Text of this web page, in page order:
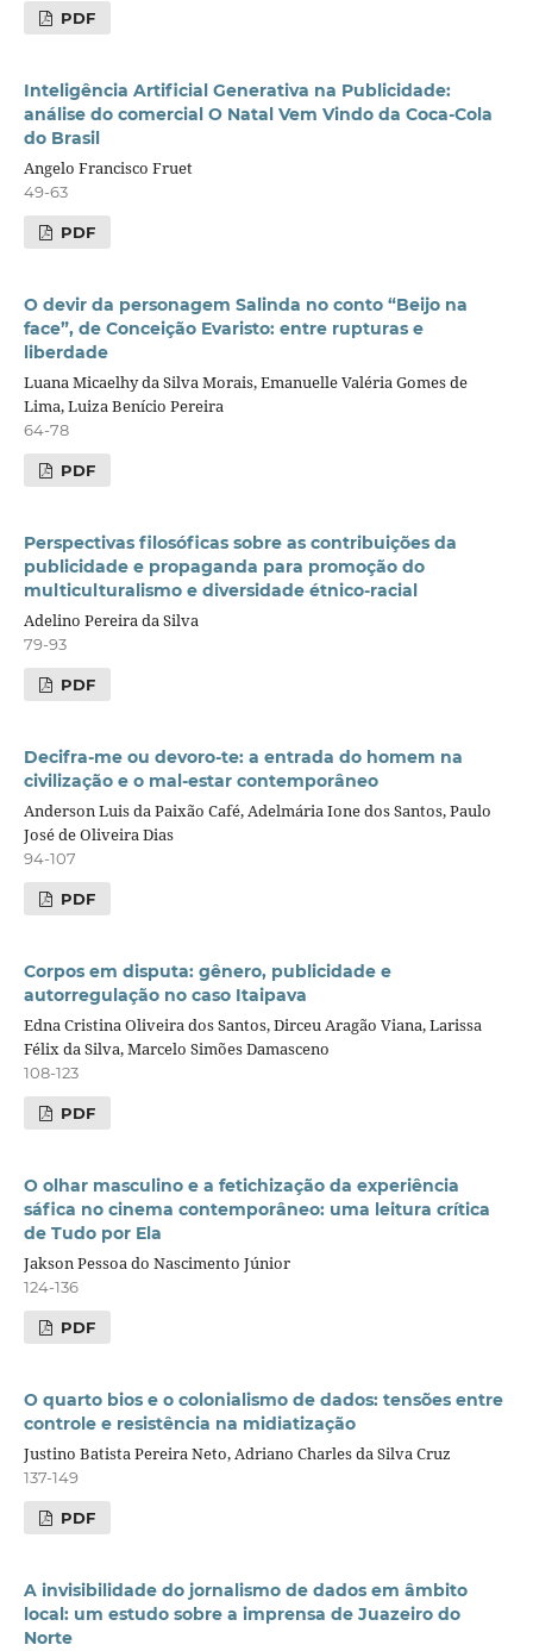
PDF
Inteligência Artificial Generativa na Publicidade:
análise do comercial O Natal Vem Vindo da Coca-Cola
do Brasil
Angelo Francisco Fruet
49-63
PDF
O devir da personagem Salinda no conto “Beijo na
face”, de Conceição Evaristo: entre rupturas e
liberdade
Luana Micaelhy da Silva Morais, Emanuelle Valéria Gomes de
Lima, Luiza Benício Pereira
64-78
PDF
Perspectivas filosóficas sobre as contribuições da
publicidade e propaganda para promoção do
multiculturalismo e diversidade étnico-racial
Adelino Pereira da Silva
79-93
PDF
Decifra-me ou devoro-te: a entrada do homem na
civilização e o mal-estar contemporâneo
Anderson Luis da Paixão Café, Adelmária Ione dos Santos, Paulo
José de Oliveira Dias
94-107
PDF
Corpos em disputa: gênero, publicidade e
autorregulação no caso Itaipava
Edna Cristina Oliveira dos Santos, Dirceu Aragão Viana, Larissa
Félix da Silva, Marcelo Simões Damasceno
108-123
PDF
O olhar masculino e a fetichização da experiência
sáfica no cinema contemporâneo: uma leitura crítica
de Tudo por Ela
Jakson Pessoa do Nascimento Júnior
124-136
PDF
O quarto bios e o colonialismo de dados: tensões entre
controle e resistência na midiatização
Justino Batista Pereira Neto, Adriano Charles da Silva Cruz
137-149
PDF
A invisibilidade do jornalismo de dados em âmbito
local: um estudo sobre a imprensa de Juazeiro do
Norte